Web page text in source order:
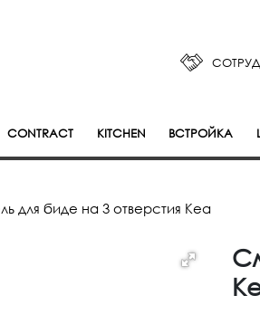
CONTRACT KITCHEN ВСТРОЙКА
для биде на 3 отверстия Kea